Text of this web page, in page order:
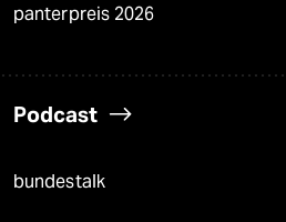
panterpreis 2026
Podcast
bundestalk